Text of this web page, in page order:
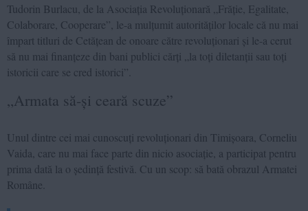
Tudorin Burlacu, de la Asociația Revoluționară „Frăție, Egalitate,
Colaborare, Cooperare”, le-a mulțumit autorităților locale că nu mai
împart titluri de Cetățean de onoare către revoluționari și le-a cerut
să nu mai finanțeze din bani publici cărți „la toți diletanții sau toți
istoricii care se cred istorici”.
„Armata să-și ceară scuze”
Unul dintre cei mai cunoscuți revoluționari din Timișoara, Corneliu
Vaida, care nu mai face parte din nicio asociație, a participat pentru
prima dată la o ședință festivă. Cu un scop: să bată obrazul Armatei
Române.